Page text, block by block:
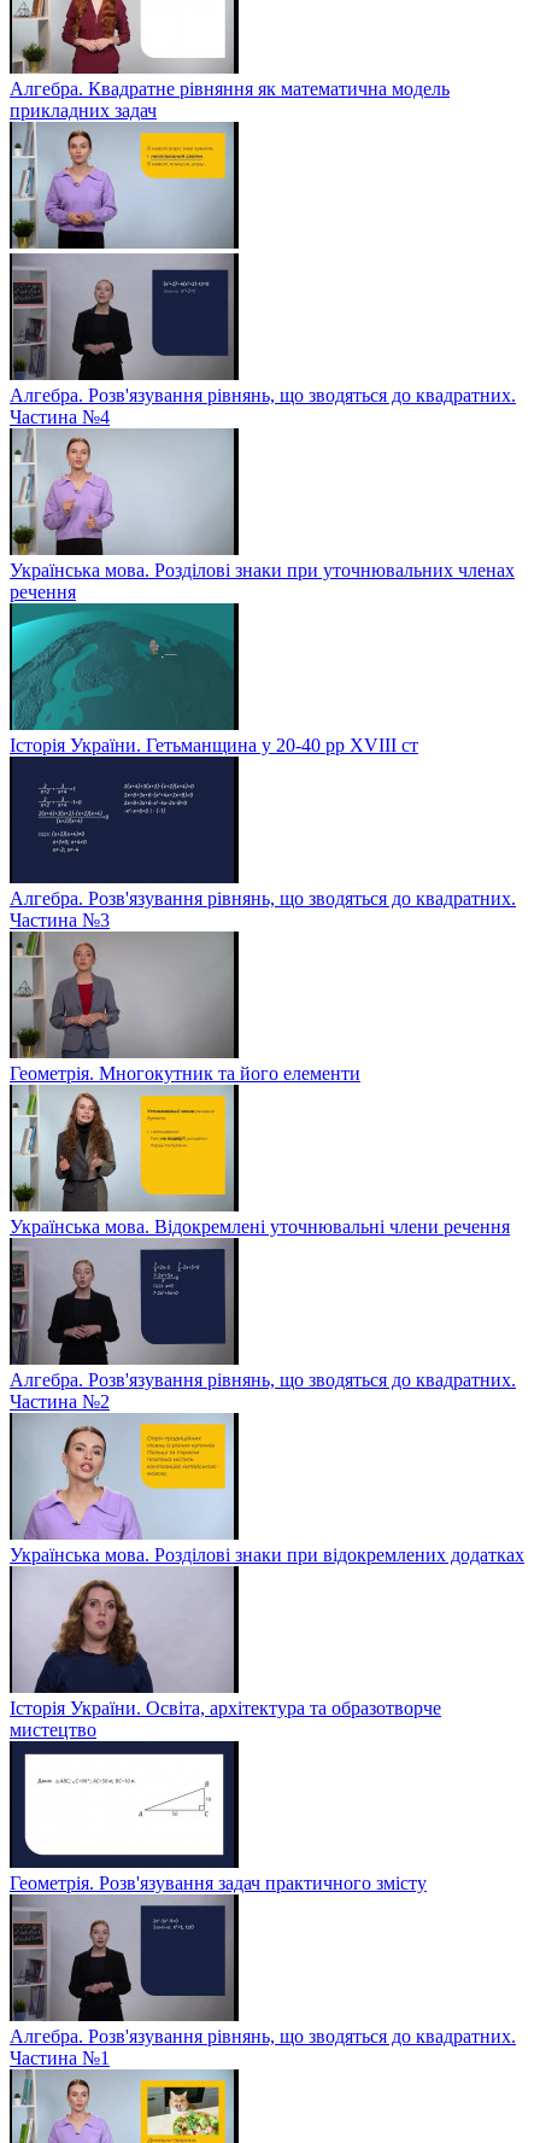
Алгебра. Квадратне рівняння як математична модель
прикладних задач
Алгебра. Розв'язування рівнянь, що зводяться до квадратних.
Частина №4
Українська мова. Розділові знаки при уточнювальних членах
речення
Історія України. Гетьманщина у 20-40 рр ХVIIІ ст
Алгебра. Розв'язування рівнянь, що зводяться до квадратних.
Частина №3
Геометрія. Многокутник та його елементи
Українська мова. Відокремлені уточнювальні члени речення
Алгебра. Розв'язування рівнянь, що зводяться до квадратних.
Частина №2
Українська мова. Розділові знаки при відокремлених додатках
Історія України. Освіта, архітектура та образотворче
мистецтво
Геометрія. Розв'язування задач практичного змісту
Алгебра. Розв'язування рівнянь, що зводяться до квадратних.
Частина №1